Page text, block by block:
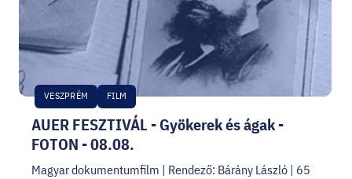
AUER FESZTIVÁL - Gyökerek és ágak -
FOTON - 08.08.
VESZPRÉM FILM
Magyar dokumentumfilm | Rendező: Bárány László | 65